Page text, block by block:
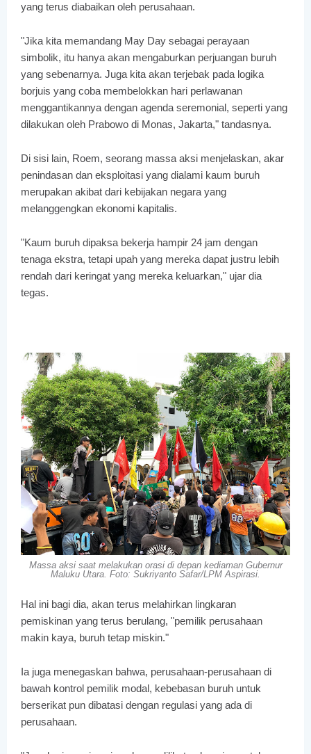
yang terus diabaikan oleh perusahaan.
"Jika kita memandang May Day sebagai perayaan
simbolik, itu hanya akan mengaburkan perjuangan buruh
yang sebenarnya. Juga kita akan terjebak pada logika
borjuis yang coba membelokkan hari perlawanan
menggantikannya dengan agenda seremonial, seperti yang
dilakukan oleh Prabowo di Monas, Jakarta," tandasnya.
Di sisi lain, Roem, seorang massa aksi menjelaskan, akar
penindasan dan eksploitasi yang dialami kaum buruh
merupakan akibat dari kebijakan negara yang
melanggengkan ekonomi kapitalis.
"Kaum buruh dipaksa bekerja hampir 24 jam dengan
tenaga ekstra, tetapi upah yang mereka dapat justru lebih
rendah dari keringat yang mereka keluarkan," ujar dia
tegas.
Massa aksi saat melakukan orasi di depan kediaman Gubernur
Maluku Utara. Foto: Sukriyanto Safar/LPM Aspirasi.
Hal ini bagi dia, akan terus melahirkan lingkaran
pemiskinan yang terus berulang, "pemilik perusahaan
makin kaya, buruh tetap miskin."
Ia juga menegaskan bahwa, perusahaan-perusahaan di
bawah kontrol pemilik modal, kebebasan buruh untuk
berserikat pun dibatasi dengan regulasi yang ada di
perusahaan.